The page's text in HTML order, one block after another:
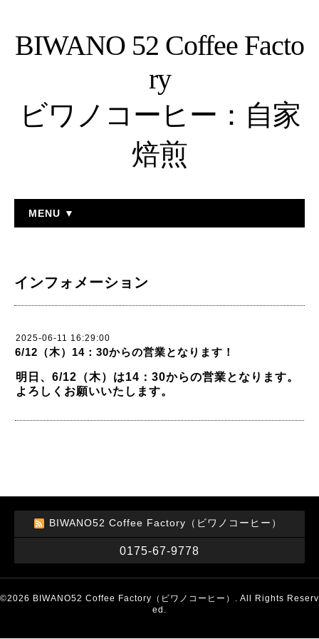
BIWANO 52 Coffee Facto
ry
ビワノコーヒー：自家
焙煎
MENU ▼
インフォメーション
2025-06-11 16:29:00
6/12（木）14：30からの営業となります！
明日、6/12（木）は14：30からの営業となります。
よろしくお願いいたします。
BIWANO52 Coffee Factory（ビワノコーヒー）
0175-67-9778
©2026 BIWANO52 Coffee Factory（ビワノコーヒー） . All Rights Reserv
ed.